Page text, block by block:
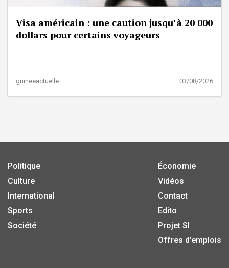
Visa américain : une caution jusqu’à 20 000
dollars pour certains voyageurs
guineeactuelle 03/08/2026
Politique
Culture
International
Sports
Société
Économie
Vidéos
Contact
Edito
Projet SI
Offres d’emplois